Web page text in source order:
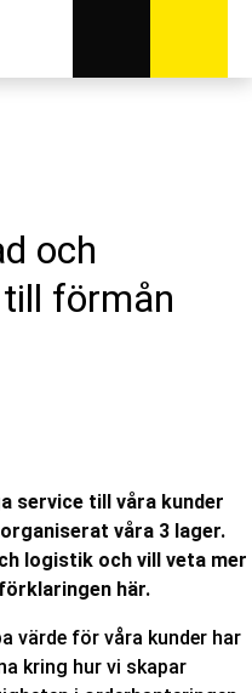
och
förmån
service till våra kunder
våra 3 lager.
logistik och vill veta mer
här.
värde för våra kunder har
kring hur vi skapar